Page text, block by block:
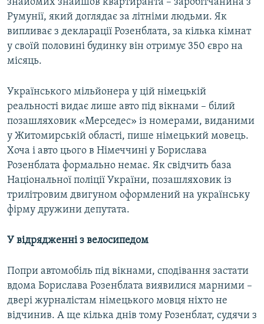
знайомих знайшов квартиранта – заробітчанина з
Румунії, який доглядає за літніми людьми. Як
випливає з декларації Розенблата, за кілька кімнат
у своїй половині будинку він отримує 350 євро на
місяць.
Українського мільйонера у цій німецькій
реальності видає лише авто під вікнами – білий
позашляховик «Мерседес» із номерами, виданими
у Житомирській області, пише німецький мовець.
Хоча і авто цього в Німеччині у Борислава
Розенблата формально немає. Як свідчить база
Національної поліції України, позашляховик із
трилітровим двигуном оформлений на українську
фірму дружини депутата.
У відрядженні з велосипедом
Попри автомобіль під вікнами, сподівання застати
вдома Борислава Розенблата виявилися марними –
двері журналістам німецького мовця ніхто не
відчинив. А ще кілька днів тому Розенблат, судячи з